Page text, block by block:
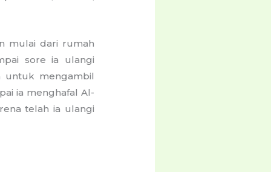
mulai dari rumah
sore ia ulangi
untuk mengambil
ia menghafal Al-
telah ia ulangi